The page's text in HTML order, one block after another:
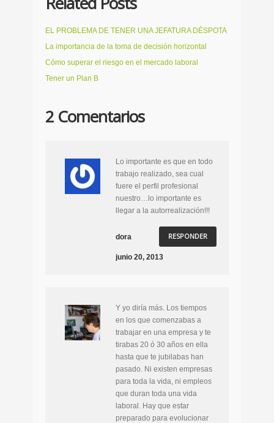
EL PROBLEMA DE TENER UNA JEFATURA DÉSPOTA
La importancia de la toma de decisión horizontal
Cómo superar el riesgo en el mercado laboral
Tener un Plan B
2 Comentarios
Lo importante es que en todo
trabajo realizado, sea cual
fuere el perfil profesional
nuestro…lo importante es
llegar a la autorrealización!!!
dora RESPONDER
junio 20, 2013
Y yo diría más. Los tiempos
en los que comenzabas a
trabajar en una empresa y te
tirabas 20 ó 30 años en ella
hasta que te jubilabas han
pasado. Ni existen empresas
para toda la vida, ni empleos
que duran toda una vida
laboral. Hay que estar
preparado para evolucionar